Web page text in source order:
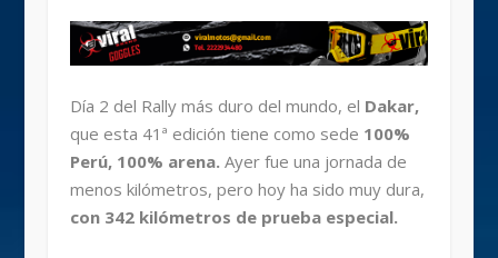
Día 2 del Rally más duro del mundo, el Dakar,
que esta 41ª edición tiene como sede 100%
Perú, 100% arena. Ayer fue una jornada de
menos kilómetros, pero hoy ha sido muy dura,
con 342 kilómetros de prueba especial.